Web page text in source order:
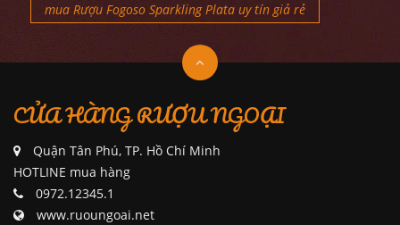
mua Rượu Fogoso Sparkling Plata uy tín giả rẻ
CỬA HÀNG RƯỢU NGOẠI
Quận Tân Phú, TP. Hồ Chí Minh
HOTLINE mua hàng
0972.12345.1
www.ruoungoai.net